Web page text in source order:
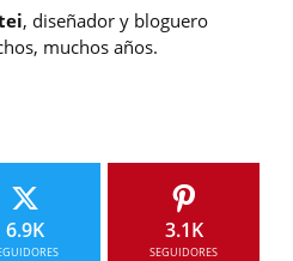
, diseñador y bloguero
muchos años.
6.9K 3.1K
SEGUIDORES